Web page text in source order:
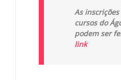
As
cursos do
podem ser
link